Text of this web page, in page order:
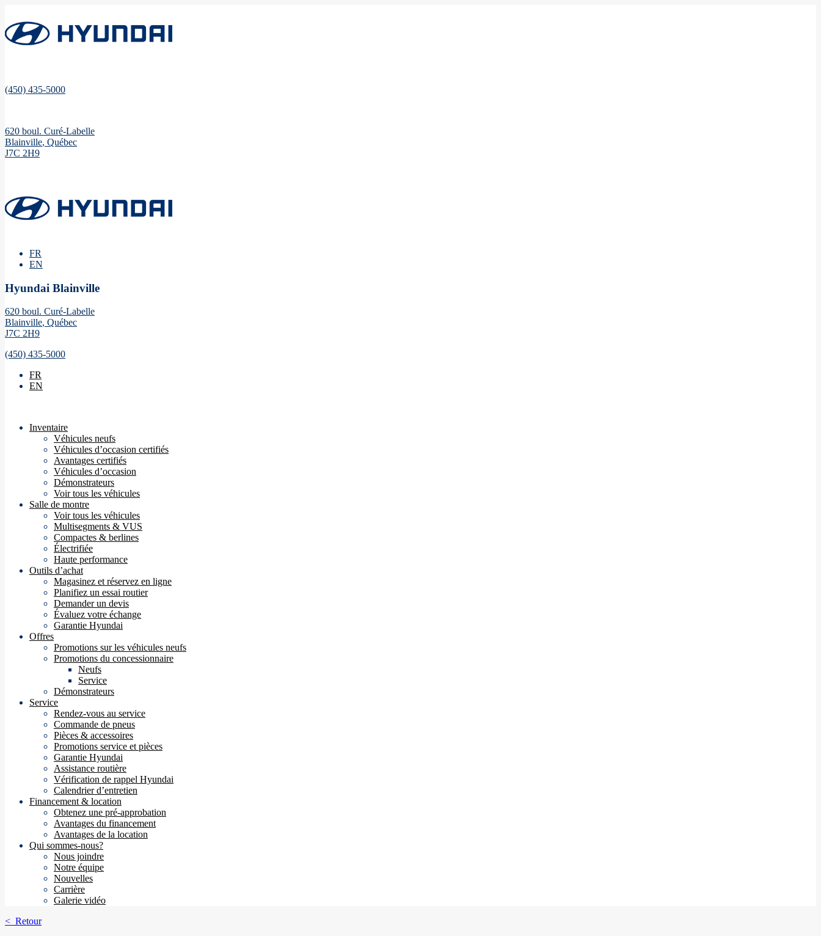
(450) 435-5000
620 boul. Curé-Labelle
Blainville, Québec
J7C 2H9
FR
EN
Hyundai Blainville
620 boul. Curé-Labelle
Blainville, Québec
J7C 2H9
(450) 435-5000
FR
EN
Inventaire
Véhicules neufs
Véhicules d’occasion certifiés
Avantages certifiés
Véhicules d’occasion
Démonstrateurs
Voir tous les véhicules
Salle de montre
Voir tous les véhicules
Multisegments & VUS
Compactes & berlines
Électrifiée
Haute performance
Outils d’achat
Magasinez et réservez en ligne
Planifiez un essai routier
Demander un devis
Évaluez votre échange
Garantie Hyundai
Offres
Promotions sur les véhicules neufs
Promotions du concessionnaire
Neufs
Service
Démonstrateurs
Service
Rendez-vous au service
Commande de pneus
Pièces & accessoires
Promotions service et pièces
Garantie Hyundai
Assistance routière
Vérification de rappel Hyundai
Calendrier d’entretien
Financement & location
Obtenez une pré-approbation
Avantages du financement
Avantages de la location
Qui sommes-nous?
Nous joindre
Notre équipe
Nouvelles
Carrière
Galerie vidéo
< Retour